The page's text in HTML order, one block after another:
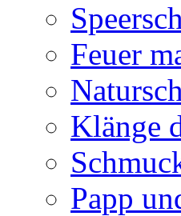
Feuer
Klänge
Papp